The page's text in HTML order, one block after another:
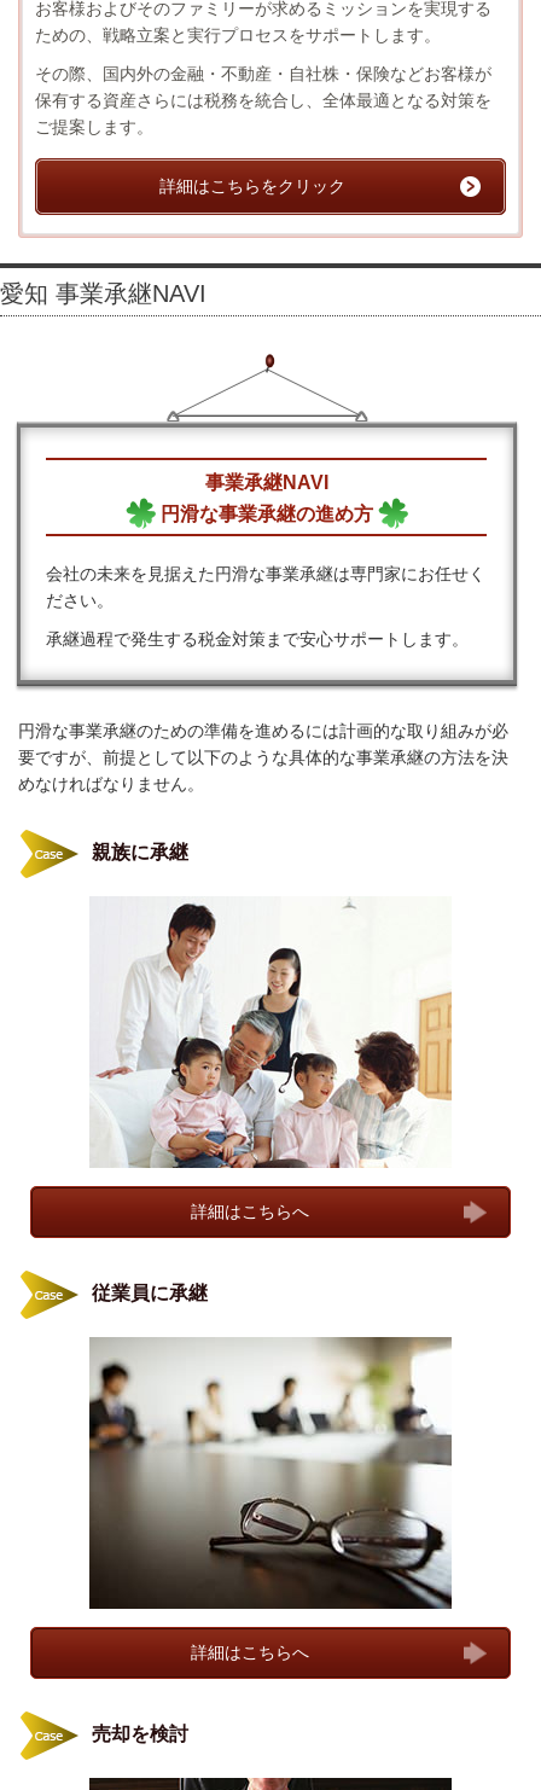
お客様およびそのファミリーが求めるミッションを実現する
ための、戦略立案と実行プロセスをサポートします。
その際、国内外の金融・不動産・自社株・保険などお客様が
保有する資産さらには税務を統合し、全体最適となる対策を
ご提案します。
詳細はこちらをクリック
愛知 事業承継NAVI
事業承継NAVI
円滑な事業承継の進め方
会社の未来を見据えた円滑な事業承継は専門家にお任せく
ださい。
承継過程で発生する税金対策まで安心サポートします。
円滑な事業承継のための準備を進めるには計画的な取り組みが必
要ですが、前提として以下のような具体的な事業承継の方法を決
めなければなりません。
親族に承継
詳細はこちらへ
従業員に承継
詳細はこちらへ
売却を検討